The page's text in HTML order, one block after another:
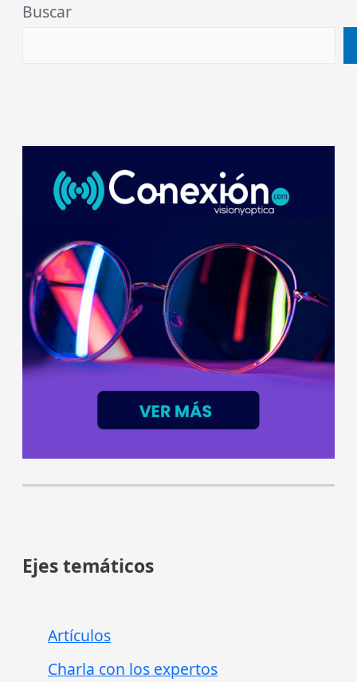
Buscar
Ejes temáticos
Artículos
Charla con los expertos